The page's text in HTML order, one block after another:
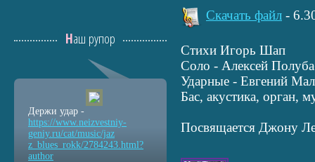
Play /
Скачать файл -
Стихи Игорь Шап
Соло - Алексей
Ударные - Евгений
Бас, акустика, орган,
Посвящается Джону
Наш рупор
Держи удар -
https://www.neizvestniy-
geniy.ru/cat/music/jaz
z_blues_rokk/2784243.html?
author